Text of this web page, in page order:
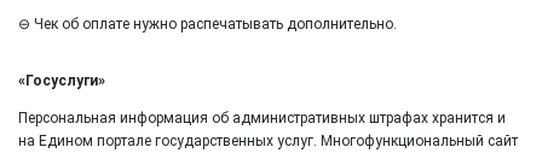
⊖ Чек об оплате нужно распечатывать дополнительно.
«Госуслуги»
Персональная информация об административных штрафах хранится и
на Едином портале государственных услуг. Многофункциональный сайт